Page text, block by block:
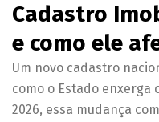
Cadastro
e como ele
Um novo cadastro
como o Estado enxerga
2026, essa mudança